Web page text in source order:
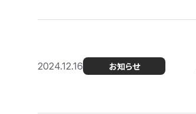
2024.12.16 お知らせ